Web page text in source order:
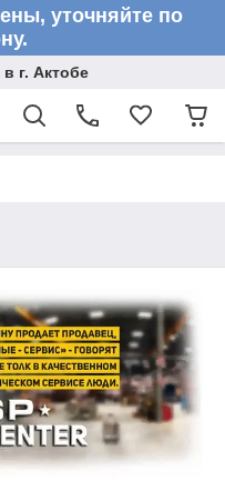
уточняйте по
г. Актобе